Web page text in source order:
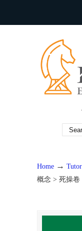
Home → Tutor
概念 > 死操卷